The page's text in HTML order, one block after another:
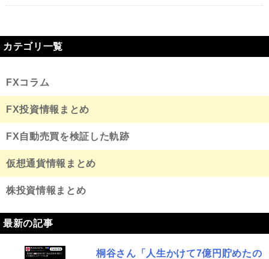
カテゴリ一覧
FXコラム
FX投資情報まとめ
FX自動売買を検証した軌跡
仮想通貨情報まとめ
株投資情報まとめ
最新の記事
桐谷さん「人生かけて7億円貯めたの